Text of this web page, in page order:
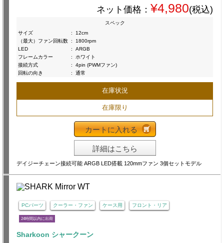
ネット価格： ¥4,980(税込)
スペック
サイズ
:
12cm
（最大）ファン回転数 :
1800rpm
LED
:
ARGB
フレームカラー
:
ホワイト
接続方式
:
4pin (PWMファン)
回転の向き
: 通常
在庫状況
在庫限り
カートに入れる
詳細はこちら
デイジーチェーン接続可能 ARGB LED搭載 120mmファン 3個セットモデル
PCパーツ クーラー・ファン ケース用 フロント・リア
24時間以内に出荷
Sharkoon シャークーン